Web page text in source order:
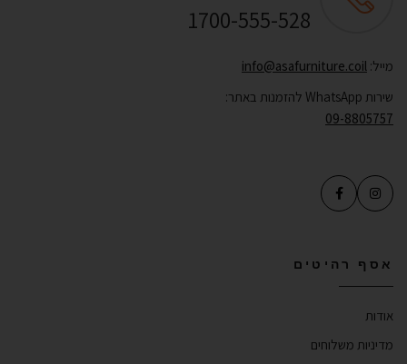
1700-555-528
מייל: info@asafurniture.coil
שירות WhatsApp להזמנות באתר:
09-8805757
אסף רהיטים
אודות
מדיניות משלוחים